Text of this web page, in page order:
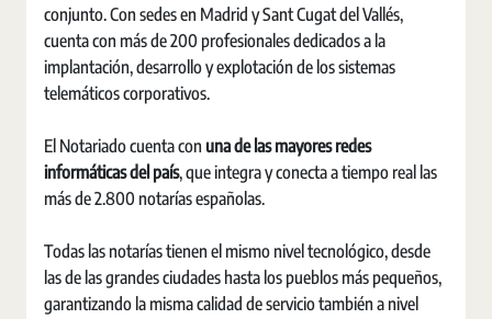
conjunto. Con sedes en Madrid y Sant Cugat del Vallés,
cuenta con más de 200 profesionales dedicados a la
implantación, desarrollo y explotación de los sistemas
telemáticos corporativos.
El Notariado cuenta con una de las mayores redes
informáticas del país, que integra y conecta a tiempo real las
más de 2.800 notarías españolas.
Todas las notarías tienen el mismo nivel tecnológico, desde
las de las grandes ciudades hasta los pueblos más pequeños,
garantizando la misma calidad de servicio también a nivel